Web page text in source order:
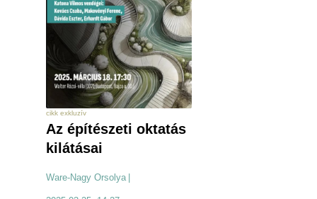
cikk exkluzív
Az építészeti oktatás
kilátásai
Ware-Nagy Orsolya